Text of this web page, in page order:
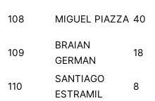
108 MIGUEL PIAZZA 40
109
BRAIAN
GERMAN
18
110
SANTIAGO
ESTRAMIL
8